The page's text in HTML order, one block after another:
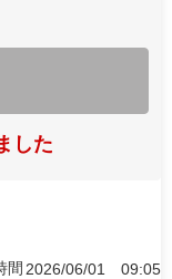
した
間 2026/06/01
09:05